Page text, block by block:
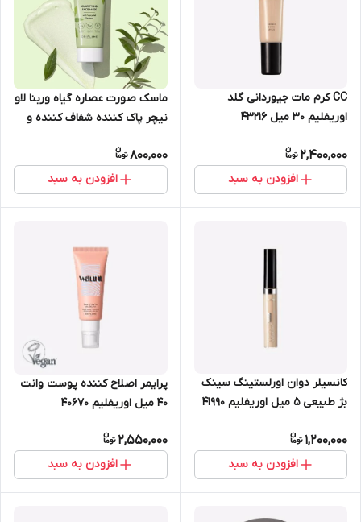
CC کرم مات جیوردانی گلد
اوریفلیم 30 میل 43216
2,400,000
افزودن به سبد
ماسک صورت عصاره گیاه وربنا لاو
نیچر پاک کننده شفاف کننده و
میل 44159
800,000
افزودن به سبد
کانسیلر دوان اورلستینگ سینک
بژ طبیعی 5 میل اوریفلیم 41990
1,200,000
افزودن به سبد
پرایمر اصلاح کننده پوست وانت
40 میل اوریفلیم 40670
2,550,000
افزودن به سبد